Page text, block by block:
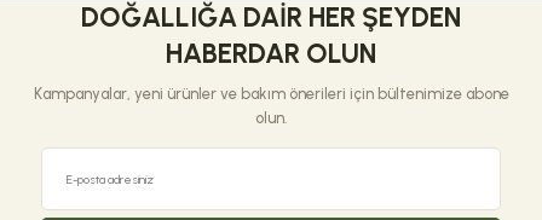
DOĞALLIĞA DAIR HER ŞEYDEN
HABERDAR OLUN
Kampanyalar, yeni ürünler ve bakım önerileri için bültenimize abone
olun.